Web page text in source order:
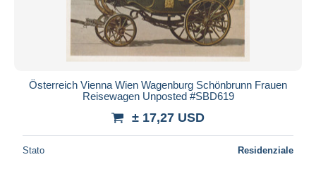
Österreich Vienna Wien Wagenburg Schönbrunn Frauen
Reisewagen Unposted #SBD619
± 17,27 USD
Stato Residenziale